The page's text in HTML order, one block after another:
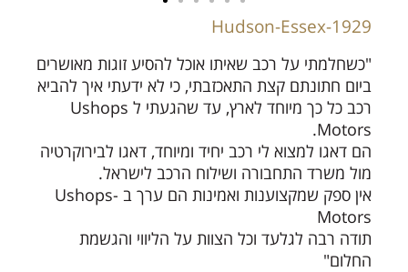
Hudson-Essex-1929
"כשחלמתי על רכב שאיתו אוכל להסיע זוגות מאושרים
ביום חתונתם קצת התאכזבתי, כי לא ידעתי איך להביא
רכב כל כך מיוחד לארץ, עד שהגעתי ל Ushops
Motors.
הם דאגו למצוא לי רכב יחיד ומיוחד, דאגו לבירוקרטיה
מול משרד התחבורה ושילוח הרכב לישראל.
אין ספק שמקצוענות ואמינות הם ערך ב -Ushops
Motors
תודה רבה לגלעד וכל הצוות על הליווי והגשמת
החלום"